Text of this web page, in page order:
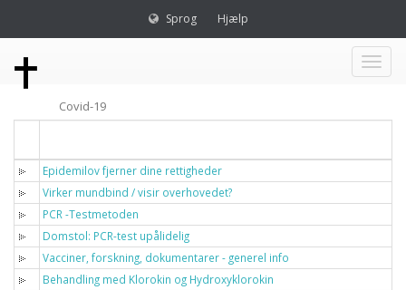
Sprog Hjælp
Toggle
Covid-19
Epidemilov fjerner dine rettigheder
Virker mundbind / visir overhovedet?
PCR -Testmetoden
Domstol: PCR-test upålidelig
Vacciner, forskning, dokumentarer - generel info
Behandling med Klorokin og Hydroxyklorokin